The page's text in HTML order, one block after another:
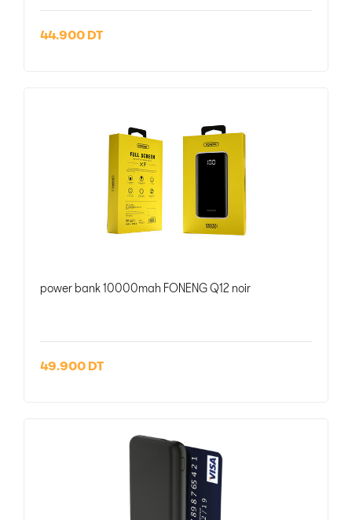
44.900 DT
power bank 10000mah FONENG Q12 noir
49.900 DT